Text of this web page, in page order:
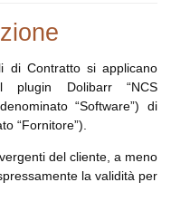
di Contratto si applicano
plugin Dolibarr “NCS
“Software”) di
“Fornitore”).
del cliente, a meno
la validità per